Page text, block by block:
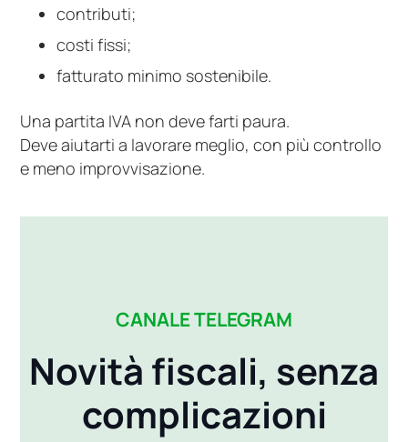
contributi;
costi fissi;
fatturato minimo sostenibile.
Una partita IVA non deve farti paura.
Deve aiutarti a lavorare meglio, con più controllo
e meno improvvisazione.
CANALE TELEGRAM
Novità fiscali, senza
complicazioni